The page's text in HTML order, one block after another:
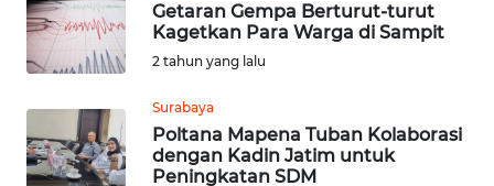
Getaran Gempa Berturut-turut
Kagetkan Para Warga di Sampit
2 tahun yang lalu
Surabaya
Poltana Mapena Tuban Kolaborasi
dengan Kadin Jatim untuk
Peningkatan SDM
WN
NTT
KEPRI
WN